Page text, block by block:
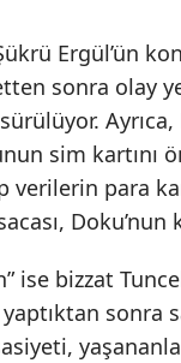
Ergül’ün
sonra olay
sim kartını
verilerin para
Doku’nun
ise bizzat
sonra